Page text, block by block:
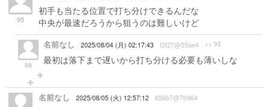
95
初手も当たる位置で打ち分けできるんだな
中央が最速だろうから狙うのは難しいけど
98
名前なし 2025/08/04 (月) 02:17:43 f2f27@55ae4 >> 95
最初は落下まで遅いから打ち分ける必要も薄いしな
名前なし 2025/08/05 (火) 12:57:12 856b7@7b964